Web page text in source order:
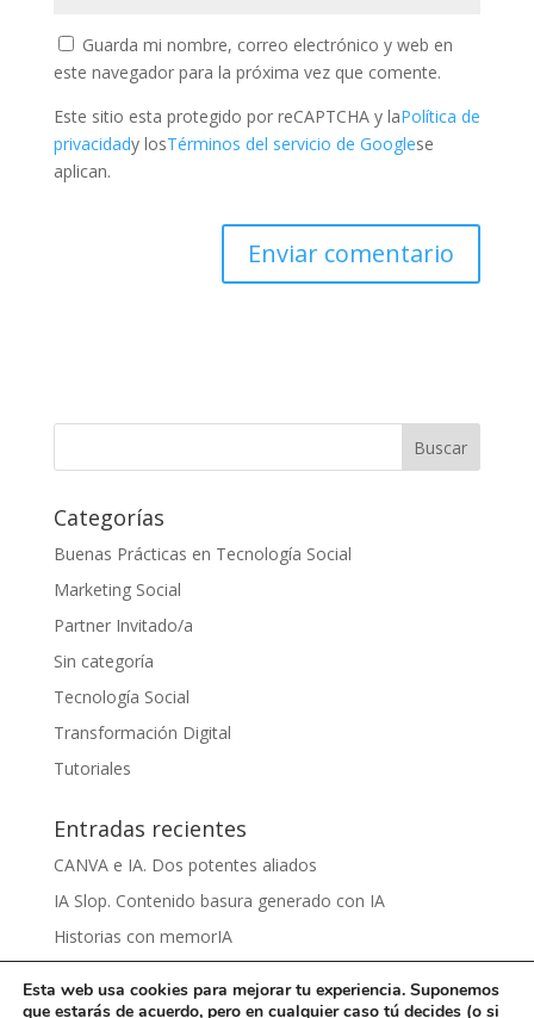
Guarda mi nombre, correo electrónico y web en
este navegador para la próxima vez que comente.
Este sitio esta protegido por reCAPTCHA y laPolítica de
privacidady losTérminos del servicio de Googlese
aplican.
Categorías
Buenas Prácticas en Tecnología Social
Marketing Social
Partner Invitado/a
Sin categoría
Tecnología Social
Transformación Digital
Tutoriales
Entradas recientes
CANVA e IA. Dos potentes aliados
IA Slop. Contenido basura generado con IA
Historias con memorIA
Ciberbullying by Damaris Grijalva
Esta web usa cookies para mejorar tu experiencia. Suponemos
que estarás de acuerdo, pero en cualquier caso tú decides (o si